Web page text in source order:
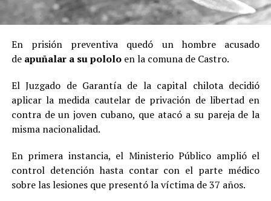
En prisión preventiva quedó un hombre acusado
de apuñalar a su pololoen la comuna de Castro.
El Juzgado de Garantía de la capital chilota decidió
aplicar la medida cautelar de privación de libertad en
contra de un joven cubano, que atacó a su pareja de la
misma nacionalidad.
En primera instancia, el Ministerio Público amplió el
control detención hasta contar con el parte médico
sobre las lesiones que presentó la víctima de 37 años.